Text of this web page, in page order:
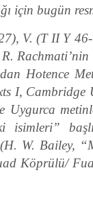
için bugün
V. (T II Y
Rachmati’nin
Hotence
I, Cambridge
Uygurca
isimleri”
W. Bailey,
Köprülü/